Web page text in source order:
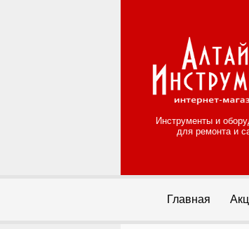
Инструменты и
для ремонта и
Главная